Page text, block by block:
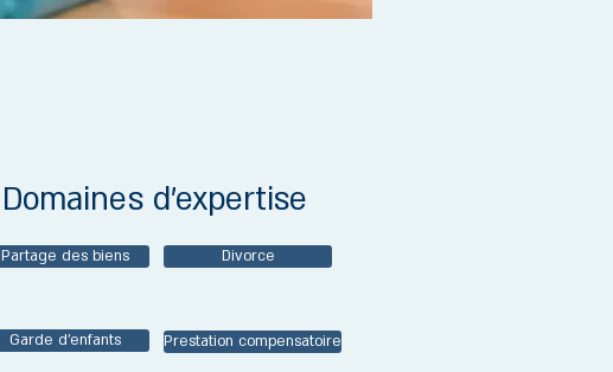
Domaines d'expertise
Partage des biens Divorce
Garde d’enfants Prestation compensatoire